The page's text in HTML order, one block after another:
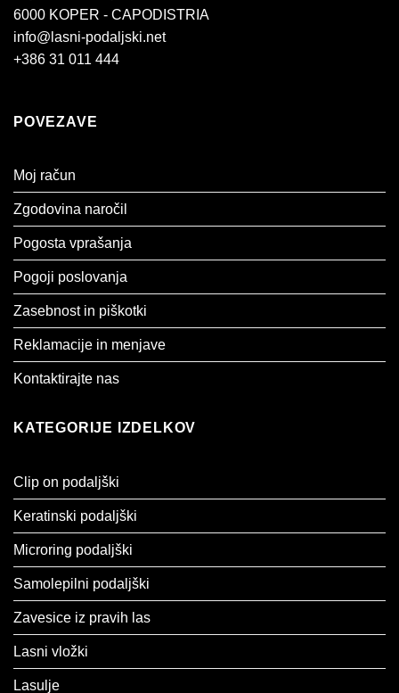
6000 KOPER - CAPODISTRIA
info@lasni-podaljski.net
+386 31 011 444
POVEZAVE
Moj račun
Zgodovina naročil
Pogosta vprašanja
Pogoji poslovanja
Zasebnost in piškotki
Reklamacije in menjave
Kontaktirajte nas
KATEGORIJE IZDELKOV
Clip on podaljški
Keratinski podaljški
Microring podaljški
Samolepilni podaljški
Zavesice iz pravih las
Lasni vložki
Lasulje